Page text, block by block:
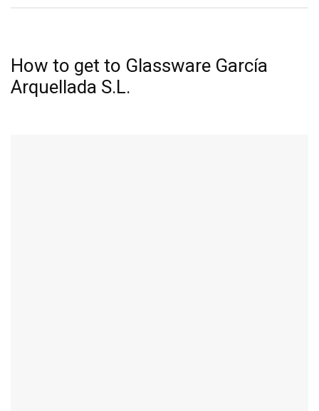
How to get to Glassware García
Arquellada S.L.